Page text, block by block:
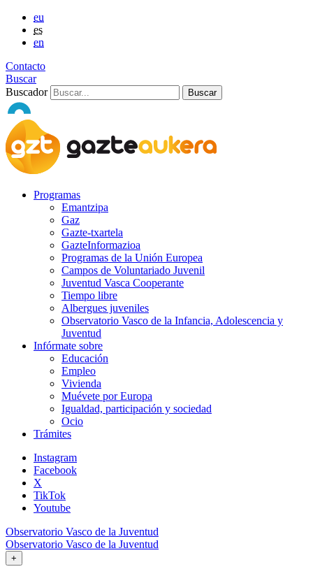
eu
es
en
Contacto
Buscar
Buscador
Programas
Emantzipa
Gaz
Gazte-txartela
GazteInformazioa
Programas de la Unión Europea
Campos de Voluntariado Juvenil
Juventud Vasca Cooperante
Tiempo libre
Albergues juveniles
Observatorio Vasco de la Infancia, Adolescencia y
Juventud
Infórmate sobre
Educación
Empleo
Vivienda
Muévete por Europa
Igualdad, participación y sociedad
Ocio
Trámites
Instagram
Facebook
X
TikTok
Youtube
Observatorio Vasco de la Juventud
Observatorio Vasco de la Juventud
+